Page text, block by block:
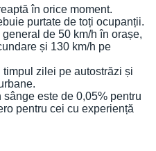
în orice moment.
purtate de toți ocupanții.
de 50 km/h în orașe,
și 130 km/h pe
zilei pe autostrăzi și
este de 0,05% pentru
pentru cei cu experiență